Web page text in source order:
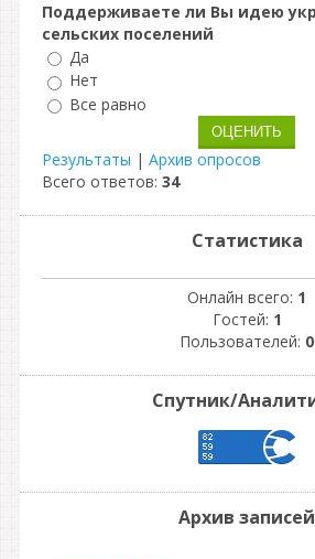
Поддерживаете ли Вы идею
сельских поселений
Да
Нет
Все равно
Результаты | Архив опросов
Всего ответов: 34
Статистика
Онлайн всего: 1
Гостей: 1
Пользователей: 0
Спутник/
Архив записей